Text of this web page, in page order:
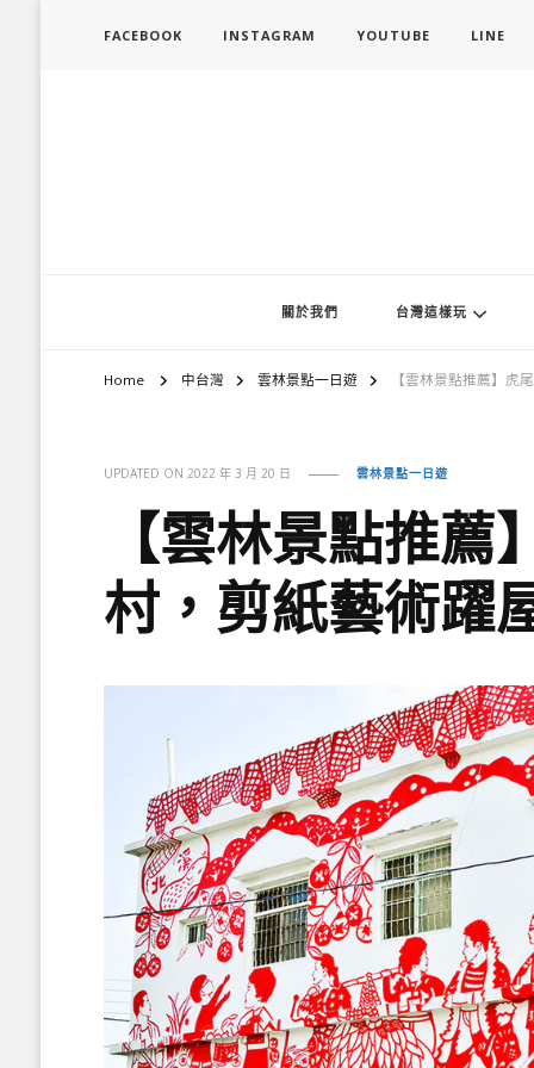
FACEBOOK INSTAGRAM YOUTUBE LINE
關於我們 台灣這樣玩
Home 中台灣 雲林景點一日遊 【雲林景點推薦】虎
UPDATED ON 2022 年 3 月 20 日 雲林景點一日遊
【雲林景點推薦
村，剪紙藝術躍